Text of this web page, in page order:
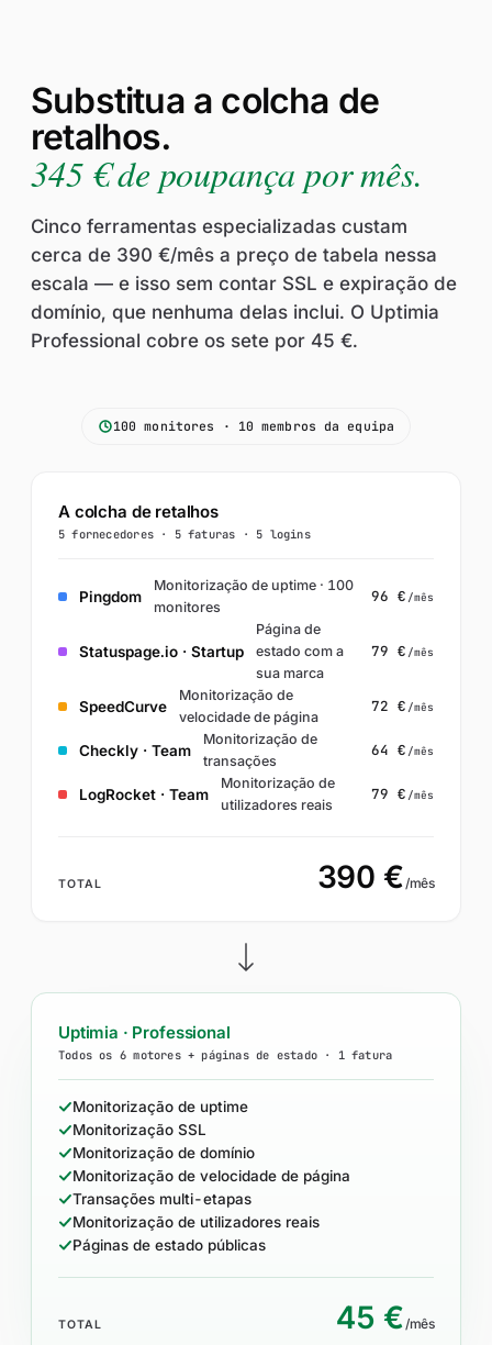
Substitua a colcha de
retalhos.
345 € de poupança por mês.
Cinco ferramentas especializadas custam
cerca de 390 €/mês a preço de tabela nessa
escala — e isso sem contar SSL e expiração de
domínio, que nenhuma delas inclui. O Uptimia
Professional cobre os sete por 45 €.
100 monitores · 10 membros da equipa
A colcha de retalhos
5 fornecedores · 5 faturas · 5 logins
Pingdom
Monitorização de uptime · 100
monitores
96 € /mês
Statuspage.io · Startup
Página de
estado com a
sua marca
79 € /mês
SpeedCurve
Monitorização de
velocidade de página
72 € /mês
Checkly · Team
Monitorização de
transações
64 € /mês
LogRocket · Team
Monitorização de
utilizadores reais
79 € /mês
TOTAL 390 €/mês
Uptimia · Professional
Todos os 6 motores + páginas de estado · 1 fatura
Monitorização de uptime
Monitorização SSL
Monitorização de domínio
Monitorização de velocidade de página
Transações multi-etapas
Monitorização de utilizadores reais
Páginas de estado públicas
TOTAL 45 €/mês